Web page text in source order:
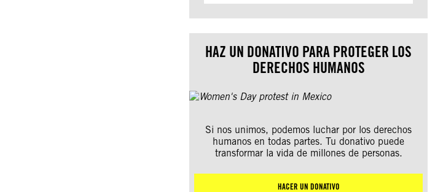
HAZ UN DONATIVO PARA PROTEGER LOS
DERECHOS HUMANOS
Si nos unimos, podemos luchar por los derechos
humanos en todas partes. Tu donativo puede
transformar la vida de millones de personas.
HACER UN DONATIVO